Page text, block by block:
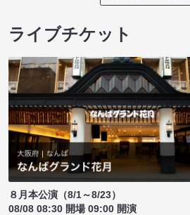
ライブチケット
８月本公演（8/1～8/23）
08/08 08:30 開場 09:00 開演